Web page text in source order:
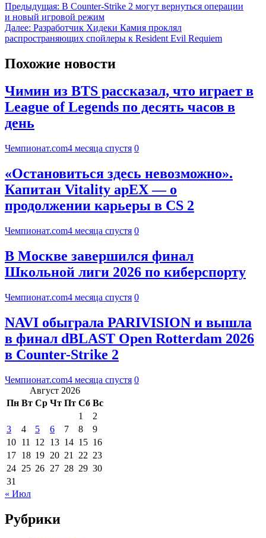
Предыдущая: В Counter-Strike 2 могут вернуться операции
и новый игровой режим
Далее: Разработчик Хидеки Камия проклял
распространяющих спойлеры к Resident Evil Requiem
Похожие новости
Чимин из BTS рассказал, что играет в
League of Legends по десять часов в
день
Чемпионат.com4 месяца спустя 0
«Остановиться здесь невозможно».
Капитан Vitality apEX — о
продолжении карьеры в CS 2
Чемпионат.com4 месяца спустя 0
В Москве завершился финал
Школьной лиги 2026 по киберспорту
Чемпионат.com4 месяца спустя 0
NAVI обыграла PARIVISION и вышла
в финал dBLAST Open Rotterdam 2026
в Counter-Strike 2
Чемпионат.com4 месяца спустя 0
Август 2026
Пн Вт Ср Чт Пт Сб Вс
1
2
3
4 5 6 7 8
9
10 11 12 13 14 15 16
17 18 19 20 21 22 23
24 25 26 27 28 29 30
31
« Июл
Рубрики